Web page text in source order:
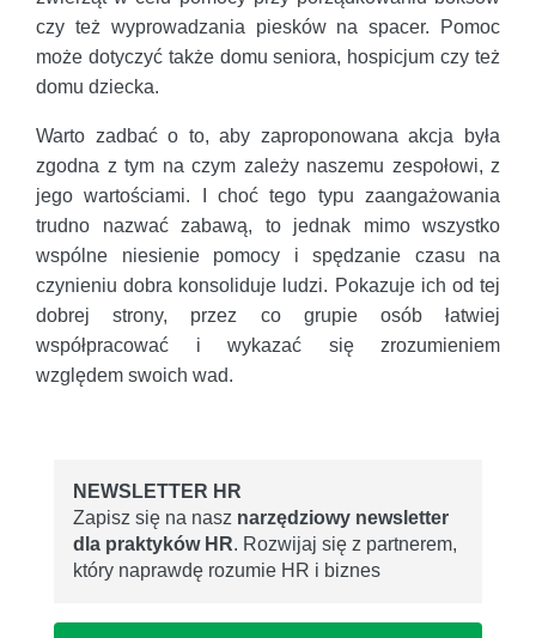
czy też wyprowadzania piesków na spacer. Pomoc
może dotyczyć także domu seniora, hospicjum czy też
domu dziecka.
Warto zadbać o to, aby zaproponowana akcja była
zgodna z tym na czym zależy naszemu zespołowi, z
jego wartościami. I choć tego typu zaangażowania
trudno nazwać zabawą, to jednak mimo wszystko
wspólne niesienie pomocy i spędzanie czasu na
czynieniu dobra konsoliduje ludzi. Pokazuje ich od tej
dobrej strony, przez co grupie osób łatwiej
współpracować i wykazać się zrozumieniem
względem swoich wad.
NEWSLETTER HR
Zapisz się na nasz narzędziowy newsletter
dla praktyków HR. Rozwijaj się z partnerem,
który naprawdę rozumie HR i biznes